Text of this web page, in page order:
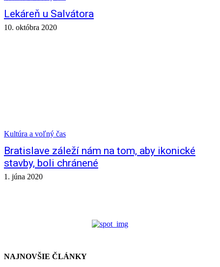
Lekáreň u Salvátora
10. októbra 2020
Kultúra a voľný čas
Bratislave záleží nám na tom, aby ikonické
stavby, boli chránené
1. júna 2020
NAJNOVŠIE ČLÁNKY